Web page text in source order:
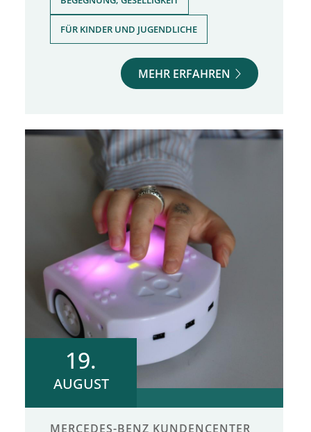
FÜR KINDER UND JUGENDLICHE
MEHR ERFAHREN
19.
AUGUST
MERCEDES-BENZ KUNDENCENTER